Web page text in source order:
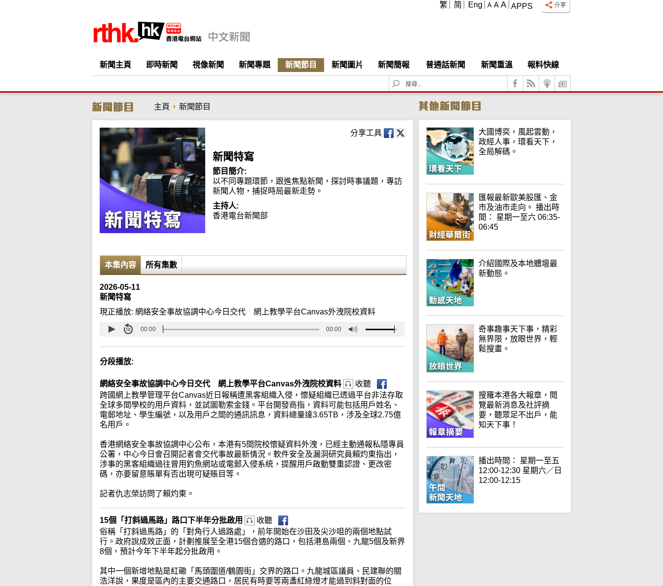
APPS
A A A
繁 简 Eng
新聞主頁 即時新聞 視像新聞 新聞專題 新聞節目 新聞圖片 新聞簡報 普通話新聞 新聞重溫
報料快線
S
e
c
h
主頁 新聞節目
分享工具
新聞特寫
節目簡介:
以不同專題環節，跟進焦點新聞，探討時事議題，專訪
新聞人物，捕捉時局最新走勢。
主持人:
香港電台新聞部
本集內容 所有集數
2026-05-11
新聞特寫
現正播放: 網絡安全事故協調中心今日交代 網上教學平台Canvas外洩院校資料
00:00 00:00
分段播放:
網絡安全事故協調中心今日交代 網上教學平台Canvas外洩院校資料
收聽
跨國網上教學管理平台Canvas近日報稱遭黑客組織入侵，懷疑組織已透過平台非法存取
全球多間學校的用戶資料，並試圖勒索金錢。平台開發商指，資料可能包括用戶姓名、
電郵地址、學生編號，以及用戶之間的通訊訊息，資料總量達3.65TB，涉及全球2.75億
名用戶。
香港網絡安全事故協調中心公布，本港有5間院校懷疑資料外洩，已經主動通報私隱專員
公署，中心今日會召開記者會交代事故最新情況。軟件安全及漏洞研究員賴灼東指出，
涉事的黑客組織過往曾用釣魚網站或電郵入侵系統，提醒用戶啟動雙重認證、更改密
碼，亦要留意賬單有否出現可疑賬目等。
記者仇志榮訪問了賴灼東。
15個「打斜過馬路」路口下半年分批啟用
收聽
俗稱「打斜過馬路」的「對角行人過路處」，前年開始在沙田及尖沙咀的兩個地點試
行。政府說成效正面，計劃推展至全港15個合適的路口，包括港島兩個、九龍5個及新界
8個，預計今年下半年起分批啟用。
其中一個新增地點是紅磡「馬頭圍道/鶴園街」交界的路口。九龍城區議員、民建聯的關
浩洋說，果度是區內的主要交通路口，居民有時要等兩盞紅綠燈才能過到斜對面的位
大國博奕，風起雲動，
政經人事，環看天下，
全局解碼。
匯報最新歐美股匯、金
市及油市走向。 播出時
間： 星期一至六 06:35-
06:45
介紹國際及本地體壇最
新動態。
奇事趣事天下事，精彩
無界限，放眼世界，輕
鬆搜畫。
搜羅本港各大報章，閱
覽最新消息及社評摘
要，聽眾足不出戶，能
知天下事！
播出時間： 星期一至五
12:00-12:30 星期六／日
12:00-12:15